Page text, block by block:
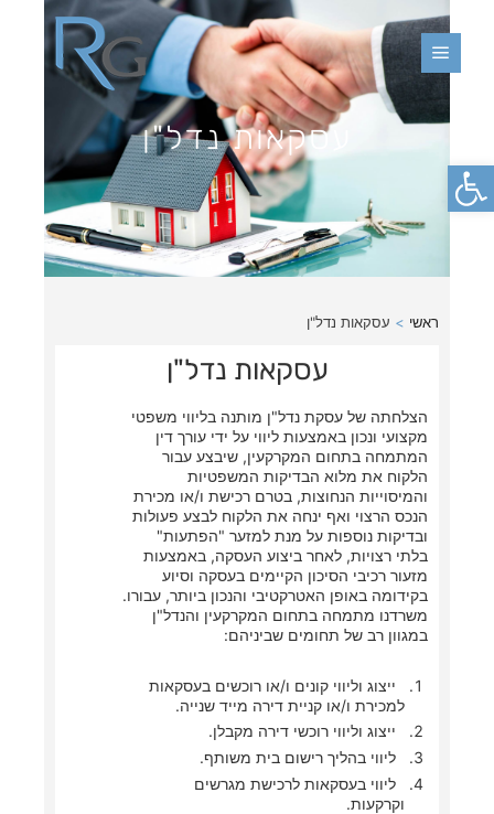
עסקאות נדל"ן
> עסקאות נדל"ן
עסקאות נדל"ן
הצלחתה של עסקת נדל"ן מותנה בליווי משפטי
מקצועי ונכון באמצעות ליווי על ידי עורך דין
המתמחה בתחום המקרקעין, שיבצע עבור
הלקוח את מלוא הבדיקות המשפטיות
והמיסוייות הנחוצות, בטרם רכישת ו/או מכירת
הנכס הרצוי ואף ינחה את הלקוח לבצע פעולות
ובדיקות נוספות על מנת למזער "הפתעות"
בלתי רצויות, לאחר ביצוע העסקה, באמצעות
מזעור רכיבי הסיכון הקיימים בעסקה וסיוע
בקידומה באופן האטרקטיבי והנכון ביותר, עבורו.
משרדנו מתמחה בתחום המקרקעין והנדל"ן
במגוון רב של תחומים שביניהם:
ייצוג וליווי קונים ו/או רוכשים בעסקאות
למכירת ו/או קניית דירה מייד שנייה.
ייצוג וליווי רוכשי דירה מקבלן.
ליווי בהליך רישום בית משותף.
ליווי בעסקאות לרכישת מגרשים
וקרקעות.
פתח סרגל נגישות